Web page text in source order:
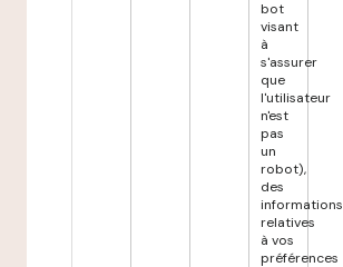
bot
visant
à
s'assurer
que
l'utilisateur
n'est
pas
un
robot),
des
informations
relatives
à vos
préférences